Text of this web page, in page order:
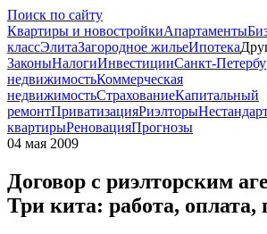
Поиск по сайту
Квартиры и новостройкиАпартаменты
классЭлитаЗагородное жильеИпотека
ЗаконыНалогиИнвестицииСанкт-
недвижимостьКоммерческая
недвижимостьСтрахованиеКапитальный
ремонтПриватизацияРиэлторы
квартирыРеновацияПрогнозы
04 мая 2009
Договор с риэлторским
Три кита: работа, оплата,